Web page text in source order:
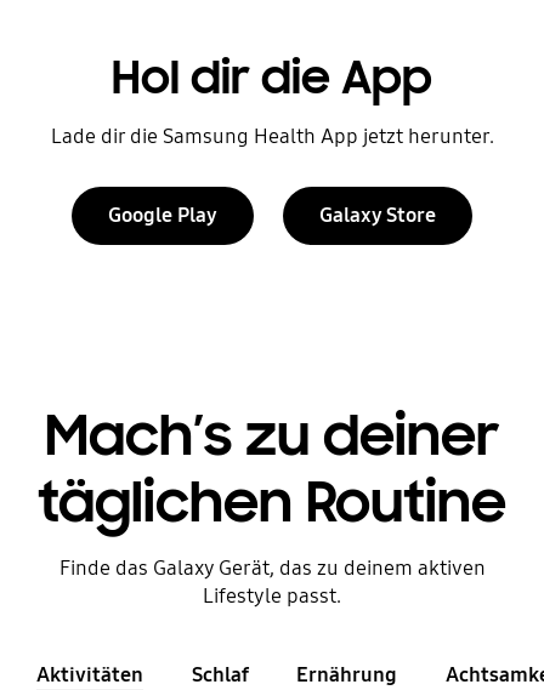
Hol dir die App
Lade dir die Samsung Health App jetzt herunter.
Google Play Galaxy Store
Mach’s zu deiner
täglichen Routine
Finde das Galaxy Gerät, das zu deinem aktiven
Lifestyle passt.
Aktivitäten Schlaf Ernährung